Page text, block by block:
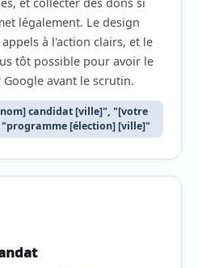
légalement. Le design
à l'action clairs, et le
tôt possible pour avoir le
avant le scrutin.
nom] candidat [ville]", "[votre
[élection] [ville]"